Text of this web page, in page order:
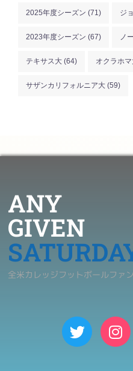
2025年度シーズン (71) ジ
2023年度シーズン (67) ノ
テキサス大 (64) オクラホ
サザンカリフォルニア大 (59)
ANY
GIVEN
全米カレッジフットボールファ